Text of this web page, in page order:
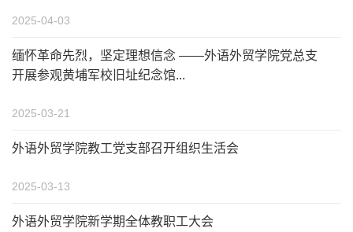
2025-04-03
缅怀革命先烈，坚定理想信念 ——外语外贸学院党总支
开展参观黄埔军校旧址纪念馆...
2025-03-21
外语外贸学院教工党支部召开组织生活会
2025-03-13
外语外贸学院新学期全体教职工大会